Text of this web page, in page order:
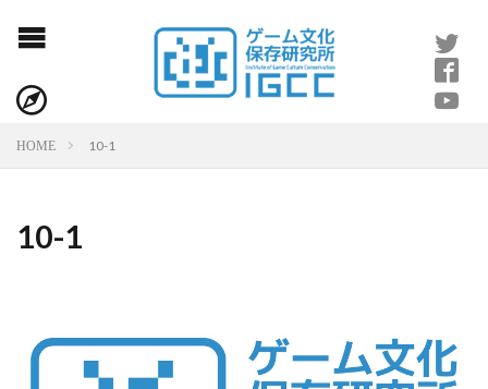
HOME 10-1
10-1